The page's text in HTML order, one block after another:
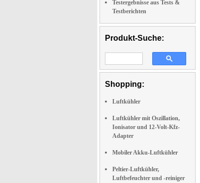
Testergebnisse aus Tests &
Testberichten
Produkt-Suche:
Shopping:
Luftkühler
Luftkühler mit Oszillation,
Ionisator und 12-Volt-Kfz-
Adapter
Mobiler Akku-Luftkühler
Peltier-Luftkühler,
Luftbefeuchter und -reiniger